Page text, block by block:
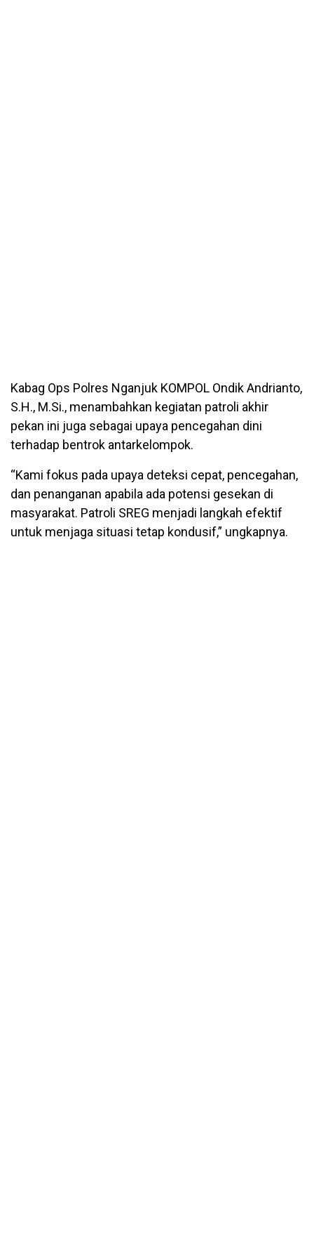
Kabag Ops Polres Nganjuk KOMPOL Ondik Andrianto,
S.H., M.Si., menambahkan kegiatan patroli akhir
pekan ini juga sebagai upaya pencegahan dini
terhadap bentrok antarkelompok.
“Kami fokus pada upaya deteksi cepat, pencegahan,
dan penanganan apabila ada potensi gesekan di
masyarakat. Patroli SREG menjadi langkah efektif
untuk menjaga situasi tetap kondusif,” ungkapnya.